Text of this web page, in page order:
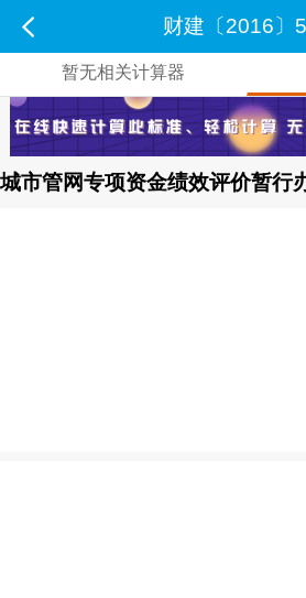
财建〔2016〕
暂无相关计算器
城市管网专项资金绩效评价暂行